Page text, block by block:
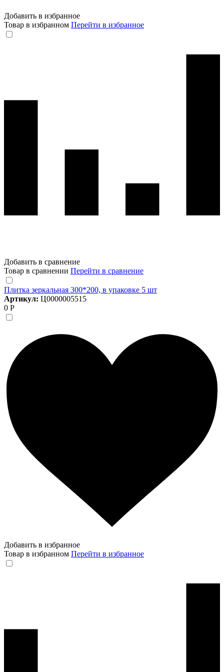
Добавить в избранное
Товар в избранном Перейти в избранное
Добавить в сравнение
Товар в сравнении Перейти в сравнение
Плитка зеркальная 300*200, в упаковке 5 шт
Артикул: Ц0000005515
0 Р
Добавить в избранное
Товар в избранном Перейти в избранное